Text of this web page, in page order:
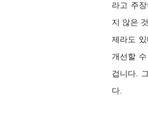
라고 주
지 않은
제라도
개선할
겁니다.
다.